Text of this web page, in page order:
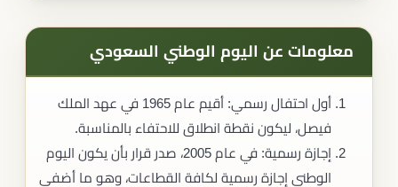
معلومات عن اليوم الوطني السعودي​
أول احتفال رسمي: أقيم عام 1965 في عهد الملك
فيصل، ليكون نقطة انطلاق للاحتفاء بالمناسبة.
إجازة رسمية: في عام 2005، صدر قرار بأن يكون اليوم
الوطني إجازة رسمية لكافة القطاعات، وهو ما أضفى